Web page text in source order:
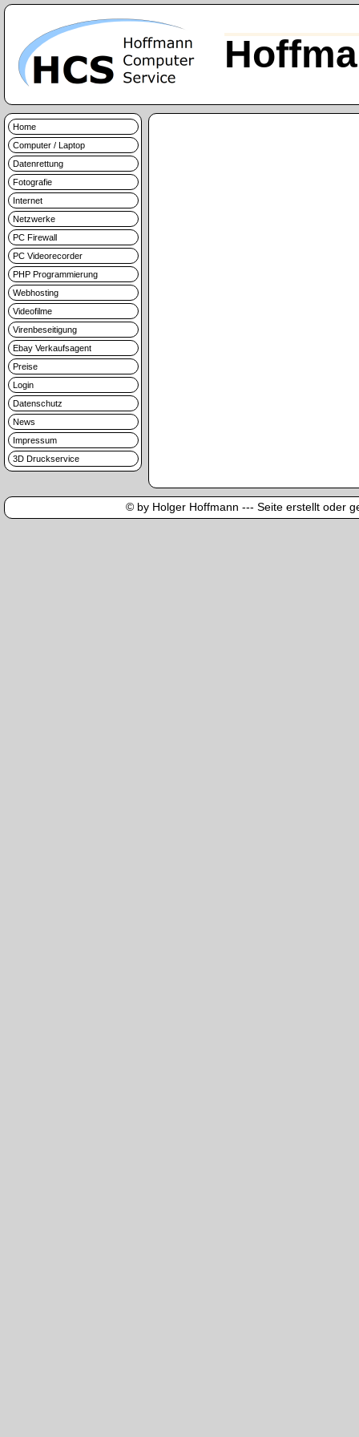
Home
Computer / Laptop
Datenrettung
Fotografie
Internet
Netzwerke
PC Firewall
PC Videorecorder
PHP Programmierung
Webhosting
Videofilme
Virenbeseitigung
Ebay Verkaufsagent
Preise
Login
Datenschutz
News
Impressum
3D Druckservice
© by Holger Hoffmann --- Seite erstellt oder